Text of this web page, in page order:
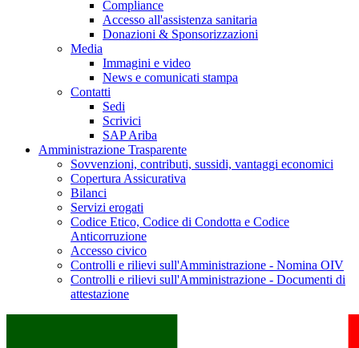
Compliance
Accesso all'assistenza sanitaria
Donazioni & Sponsorizzazioni
Media
Immagini e video
News e comunicati stampa
Contatti
Sedi
Scrivici
SAP Ariba
Amministrazione Trasparente
Sovvenzioni, contributi, sussidi, vantaggi economici
Copertura Assicurativa
Bilanci
Servizi erogati
Codice Etico, Codice di Condotta e Codice
Anticorruzione
Accesso civico
Controlli e rilievi sull'Amministrazione - Nomina OIV
Controlli e rilievi sull'Amministrazione - Documenti di
attestazione